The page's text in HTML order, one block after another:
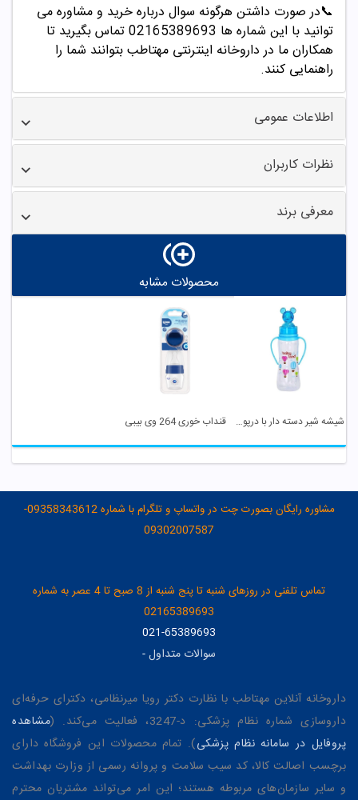
📞در صورت داشتن هرگونه سوال درباره خرید و مشاوره می
توانید با این شماره ها 02165389693
تماس بگیرید تا
همکاران ما در داروخانه اینترنتی مهتاطب بتوانند شما را
راهنمایی کنند.
اطلاعات عمومی
نظرات کاربران
معرفی برند
محصولات مشابه
شیشه شیر دسته دار با درپوش عروسکی کد 477 بی بی لند قنداب خوری 264 وی بیبی
مشاوره رایگان بصورت چت در واتساپ و تلگرام با شماره 09358343612-
09302007587
تماس تلفنی در روزهای شنبه تا پنج شنبه از 8 صبح تا 4 عصر به شماره
02165389693
021-65389693
سوالات متداول-
داروخانه آنلاین مهتاطب با نظارت دکتر رویا میرنظامی، دکترای حرفه‌ای
داروسازی شماره نظام پزشکی: د-3247، فعالیت می‌کند. (
مشاهده
پروفایل در سامانه نظام پزشکی). تمام محصولات این فروشگاه دارای
برچسب اصالت کالا، کد سیب سلامت و پروانه رسمی از وزارت بهداشت
و سایر سازمان‌های مربوطه هستند؛ این امر می‌تواند مشتریان محترم